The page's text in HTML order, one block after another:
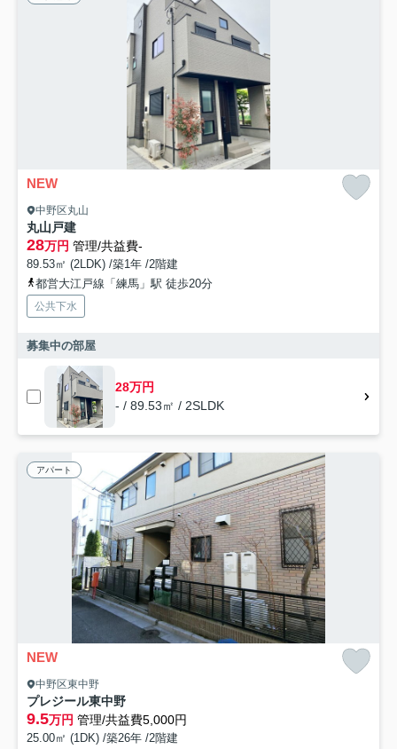
NEW
中野区丸山
丸山戸建
28万円 管理/共益費-
89.53㎡ (2LDK) /築1年 /2階建
都営大江戸線「練馬」駅 徒歩20分
公共下水
募集中の部屋
28万円
- / 89.53㎡ / 2SLDK
アパート
NEW
中野区東中野
プレジール東中野
9.5万円 管理/共益費5,000円
25.00㎡ (1DK) /築26年 /2階建